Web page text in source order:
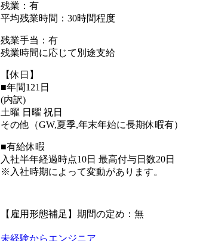
残業：有
平均残業時間：30時間程度
残業手当：有
残業時間に応じて別途支給
【休日】
■年間121日
(内訳)
土曜 日曜 祝日
その他（GW,夏季,年末年始に長期休暇有）
■有給休暇
入社半年経過時点10日 最高付与日数20日
※入社時期によって変動があります。
【雇用形態補足】期間の定め：無
未経験からエンジニア